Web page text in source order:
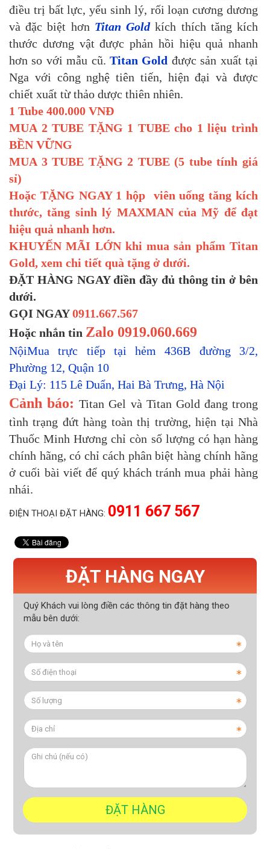
điều trị bất lực, yếu sinh lý, rối loạn cương dương
và đặc biệt hơn Titan Goldkích thích tăng kích
thước dương vật được phản hồi hiệu quả nhanh
hơn so với mẫu cũ. Titan Gold được sản xuất tại
Nga với công nghệ tiên tiến, hiện đại và được
chiết xuất từ thảo dược thiên nhiên.
1 Tube 400.000 VNĐ
MUA 2 TUBE TẶNG 1 TUBE cho 1 liệu trình
BỀN VỮNG
MUA 3 TUBE TẶNG 2 TUBE (5 tube tính giá
sỉ)
Hoặc TẶNG NGAY 1 hộp viên uống tăng kích
thước, tăng sinh lý MAXMAN của Mỹ để đạt
hiệu quả nhanh hơn.
KHUYẾN MÃI LỚN khi mua sản phẩm Titan
Gold, xem chi tiết quà tặng ở dưới.
ĐẶT HÀNG NGAY điền đầy đủ thông tin ở bên
dưới.
GỌI NGAY0911.667.567
Hoặc nhắn tin Zalo 0919.060.669
NộiMua trực tiếp tại hẻm 436B đường 3/2,
Phường 12, Quận 10
Đại Lý: 115 Lê Duẩn, Hai Bà Trưng, Hà Nội
Cảnh báo: Titan Gel và Titan Gold đang trong
tình trạng đứt hàng toàn thị trường, hiện tại Nhà
Thuốc Minh Hương chỉ còn số lượng có hạn hàng
chính hãng, có chỉ cách phân biệt hàng chính hãng
ở cuối bài viết để quý khách tránh mua phải hàng
nhái.
ĐIỆN THOẠI ĐẶT HÀNG: 0911 667 567
ĐẶT HÀNG NGAY
Quý Khách vui lòng điền các thông tin đặt hàng theo
mẫu bên dưới: